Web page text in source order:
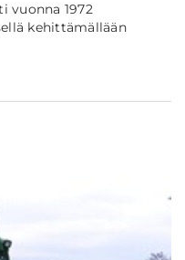
vuonna 1972
kehittämällään